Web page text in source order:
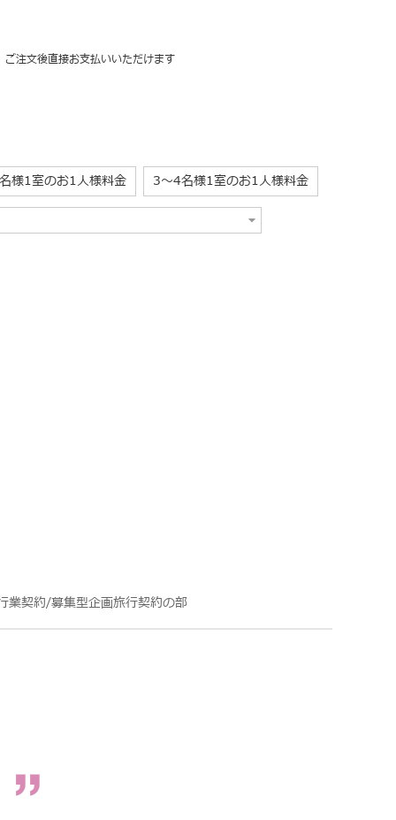
注文後直接お支払いいただけます
様1室のお1人様料金 3～4名様1室のお1人様料金
業契約/募集型企画旅行契約の部